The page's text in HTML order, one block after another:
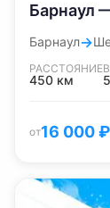
Барнаул
Барнаул→
РАССТОЯНИЕ
450 км
от16 000₽